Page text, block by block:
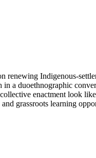
renewing Indigenous-
a duoethnographic
enactment look
grassroots learning